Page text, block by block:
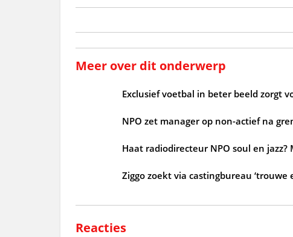
Meer over dit onderwerp
Exclusief voetbal in beter beeld zorgt
NPO zet manager op non-actief na
Haat radiodirecteur NPO soul en
Ziggo zoekt via castingbureau
Reacties